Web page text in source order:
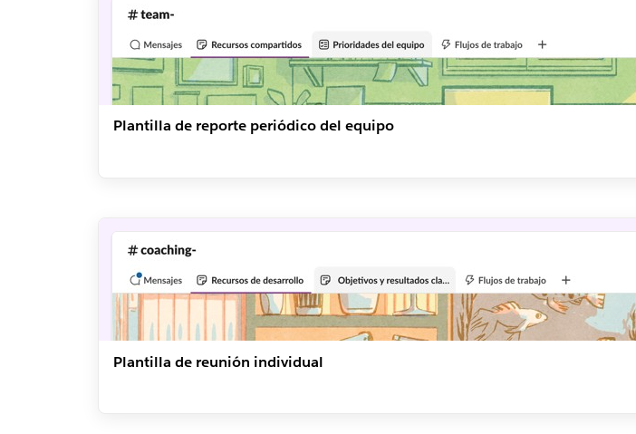
Plantilla de reporte periódico del equipo
Plantilla de reunión individual